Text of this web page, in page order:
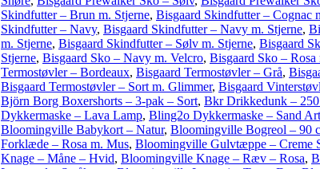
Skindfutter – Brun m. Stjerne, Bisgaard Skindfutter – Cognac
Skindfutter – Navy, Bisgaard Skindfutter – Navy m. Stjerne,
m. Stjerne, Bisgaard Skindfutter – Sølv m. Stjerne, Bisgaard
Stjerne, Bisgaard Sko – Navy m. Velcro, Bisgaard Sko –
Termostøvler – Bordeaux, Bisgaard Termostøvler – Grå,
Bisgaard Termostøvler – Sort m. Glimmer, Bisgaard
Björn Borg Boxershorts – 3-pak – Sort, Bkr Drikkedunk –
Dykkermaske – Lava Lamp, Bling2o Dykkermaske – Sand
Bloomingville Babykort – Natur, Bloomingville Bogreol – 90
Forklæde – Rosa m. Mus, Bloomingville Gulvtæppe – Creme
Knage – Måne – Hvid, Bloomingville Knage – Ræv – Rosa,